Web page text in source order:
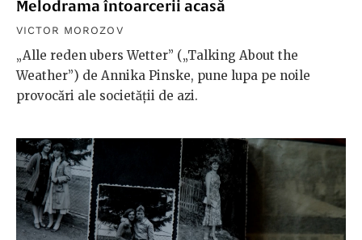
Melodrama întoarcerii acasă
VICTOR MOROZOV
„Alle reden ubers Wetter” („Talking About the
Weather”) de Annika Pinske, pune lupa pe noile
provocări ale societății de azi.